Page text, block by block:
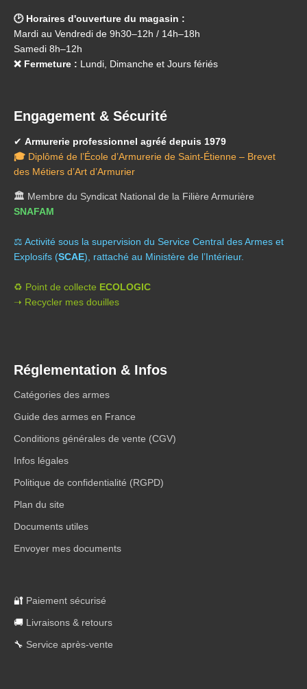
🕑 Horaires d'ouverture du magasin :
Mardi au Vendredi de 9h30–12h / 14h–18h
Samedi 8h–12h
❌ Fermeture : Lundi, Dimanche et Jours fériés
Engagement & Sécurité
✔ Armurerie professionnel agréé depuis 1979
🎓 Diplômé de l’École d’Armurerie de Saint-Étienne – Brevet
des Métiers d’Art d’Armurier
🏛️ Membre du Syndicat National de la Filière Armurière
SNAFAM
⚖️ Activité sous la supervision du Service Central des Armes et
Explosifs (SCAE), rattaché au Ministère de l’Intérieur.
♻️ Point de collecte ECOLOGIC
➝ Recycler mes douilles
Réglementation & Infos
Catégories des armes
Guide des armes en France
Conditions générales de vente (CGV)
Infos légales
Politique de confidentialité (RGPD)
Plan du site
Documents utiles
Envoyer mes documents
🔐 Paiement sécurisé
🚚 Livraisons & retours
🔧 Service après-vente